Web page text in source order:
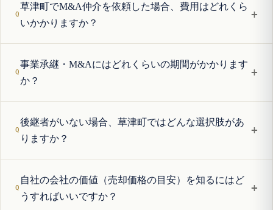
草津町でM&A仲介を依頼した場合、費用はどれくら
いかかりますか？
+
事業承継・M&Aにはどれくらいの期間がかかります
か？
+
後継者がいない場合、草津町ではどんな選択肢があ
りますか？
+
自社の会社の価値（売却価格の目安）を知るにはど
うすればいいですか？
+